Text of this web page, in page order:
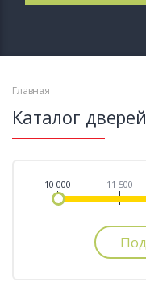
Главная
Каталог дверей
10 000 11 500